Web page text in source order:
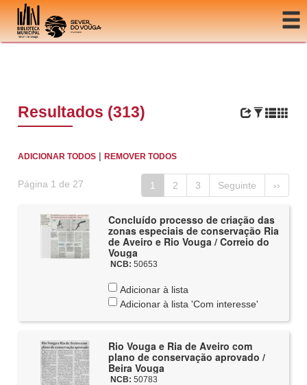
Ir para o conteúdo
Resultados (313)
ADICIONAR TODOS |REMOVER TODOS
Página 1 de 27 1 2 3 Seguinte ››
Concluído processo de criação das
zonas especiais de conservação Ria
de Aveiro e Rio Vouga / Correio do
Vouga
NCB: 50653
Adicionar à lista
Adicionar à lista 'Com interesse'
Rio Vouga e Ria de Aveiro com
plano de conservação aprovado /
Beira Vouga
NCB: 50783